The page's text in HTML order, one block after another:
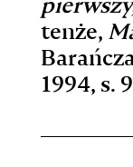
tenże,
1994, s.